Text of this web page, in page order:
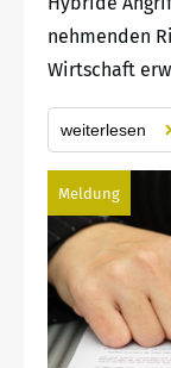
nehmenden
Wirtschaft
weiterlesen
Meldung